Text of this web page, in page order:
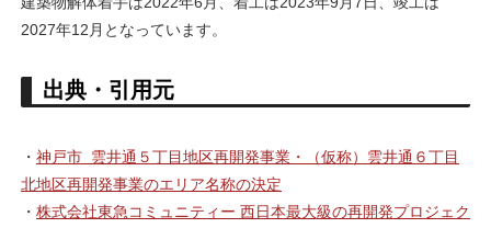
2027年12月となっています。
出典・引用元
・ 神戸市 雲井通５丁目地区再開発事業・（仮称）雲井通６丁目
北地区再開発事業のエリア名称の決定
・ 株式会社東急コミュニティー 西日本最大級の再開発プロジェク